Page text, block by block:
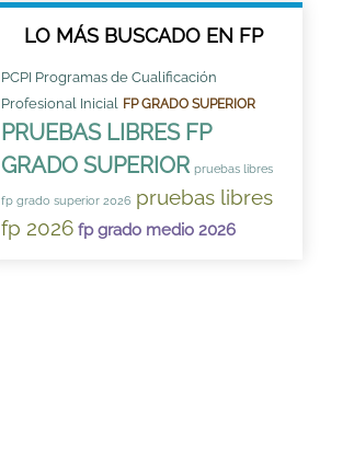
LO MÁS BUSCADO EN FP
PCPI Programas de Cualificación
Profesional Inicial FP GRADO SUPERIOR
PRUEBAS LIBRES FP
GRADO SUPERIOR pruebas libres
fp grado superior 2026 pruebas libres
fp 2026 fp grado medio 2026